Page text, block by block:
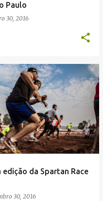
Paulo
30, 2016
edição da Spartan Race
30, 2016